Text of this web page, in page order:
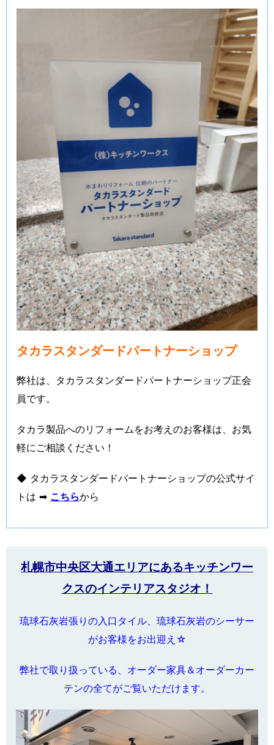
タカラスタンダードパートナーショップ
弊社は、タカラスタンダードパートナーショップ正会
員です。
タカラ製品へのリフォームをお考えのお客様は、お気
軽にご相談ください！
◆ タカラスタンダードパートナーショップの公式サイ
トは ➡ こちらから
札幌市中央区大通エリアにあるキッチンワー
クスのインテリアスタジオ！
琉球石灰岩張りの入口タイル、琉球石灰岩のシーサー
がお客様をお出迎え☆
弊社で取り扱っている、オーダー家具＆オーダーカー
テンの全てがご覧いただけます。